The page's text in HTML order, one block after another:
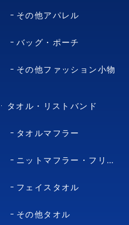
その他アパレル
バッグ・ポーチ
その他ファッション小物
タオル・リストバンド
タオルマフラー
ニットマフラー・フリースマフラー
フェイスタオル
その他タオル